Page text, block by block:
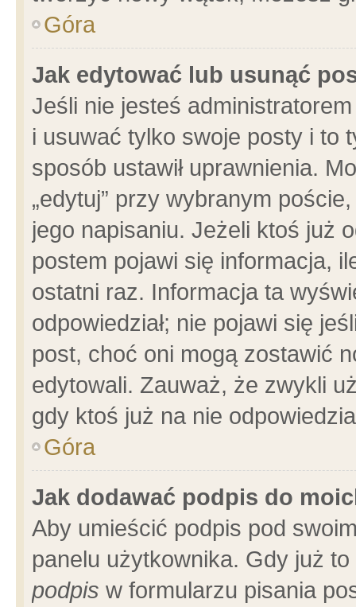
Góra
Jak edytować lub usunąć
Jeśli nie jesteś
i usuwać tylko swoje posty i to
sposób ustawił uprawnienia.
„edytuj” przy wybranym
jego napisaniu. Jeżeli ktoś już
postem pojawi się informacja,
ostatni raz. Informacja ta
odpowiedział; nie pojawi się
post, choć oni mogą zostawić
edytowali. Zauważ, że zwykli
gdy ktoś już na nie
Góra
Jak dodawać podpis do
Aby umieścić podpis pod
panelu użytkownika. Gdy już
podpis w formularzu pisania